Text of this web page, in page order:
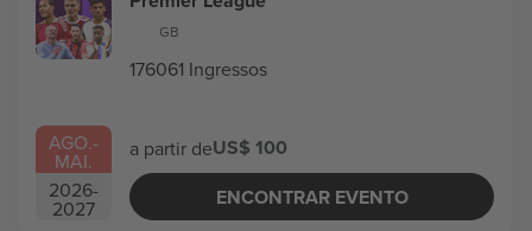
AGO.-
MAI.
2026-
2027
GB
176061 Ingressos
a partir deUS$ 100
ENCONTRAR EVENTO